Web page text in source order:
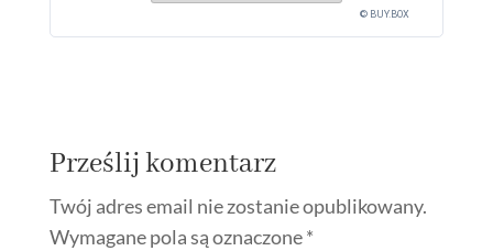
© BUY.BOX
Prześlij komentarz
Twój adres email nie zostanie opublikowany.
Wymagane pola są oznaczone*